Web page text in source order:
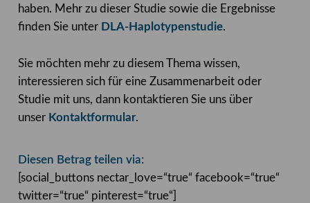
haben. Mehr zu dieser Studie sowie die Ergebnisse
finden Sie unter DLA-Haplotypenstudie.
Sie möchten mehr zu diesem Thema wissen,
interessieren sich für eine Zusammenarbeit oder
Studie mit uns, dann kontaktieren Sie uns über
unser Kontaktformular.
Diesen Betrag teilen via:
[social_buttons nectar_love=“true“ facebook=“true“
twitter=“true“ pinterest=“true“]